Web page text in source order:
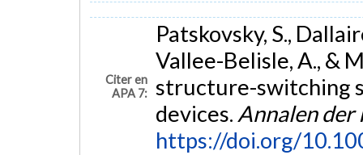
Citer en
APA 7:
Patskovsky, S.,
Vallee-Belisle, A., &
structure-switching
devices. Annalen der
https://doi.org/